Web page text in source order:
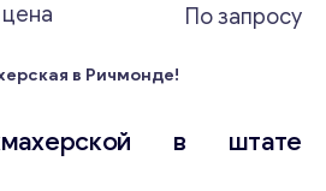
По запросу
в Ричмонде!
в штате